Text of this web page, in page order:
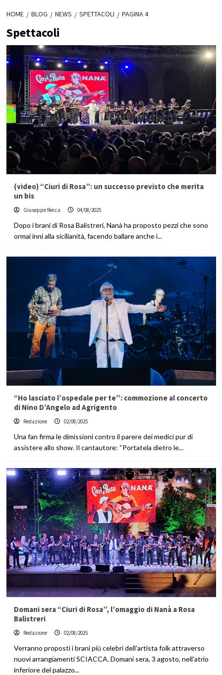
HOME BLOG NEWS SPETTACOLI PAGINA 4
Spettacoli
(video) “Ciuri di Rosa”: un successo previsto che merita
un bis
Giuseppe Recca 04/08/2025
Dopo i brani di Rosa Balistreri, Nanà ha proposto pezzi che sono
ormai inni alla sicilianità, facendo ballare anche i...
“Ho lasciato l’ospedale per te”: commozione al concerto
di Nino D’Angelo ad Agrigento
Redazione 02/08/2025
Una fan firma le dimissioni contro il parere dei medici pur di
assistere allo show. Il cantautore: “Portatela dietro le...
Domani sera “Ciuri di Rosa”, l’omaggio di Nanà a Rosa
Balistreri
Redazione 02/08/2025
Verranno proposti i brani più celebri dell'artista folk attraverso
nuovi arrangiamenti SCIACCA. Domani sera, 3 agosto, nell'atrio
inferiore del palazzo...